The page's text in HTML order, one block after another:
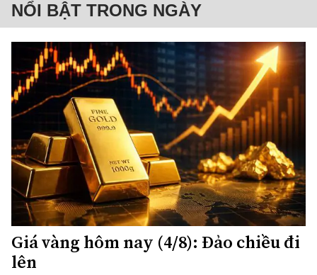
NỔI BẬT TRONG NGÀY
Giá vàng hôm nay (4/8): Đảo chiều đi
lên